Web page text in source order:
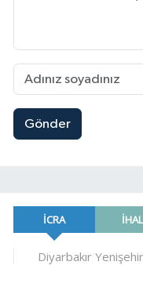
Gönder